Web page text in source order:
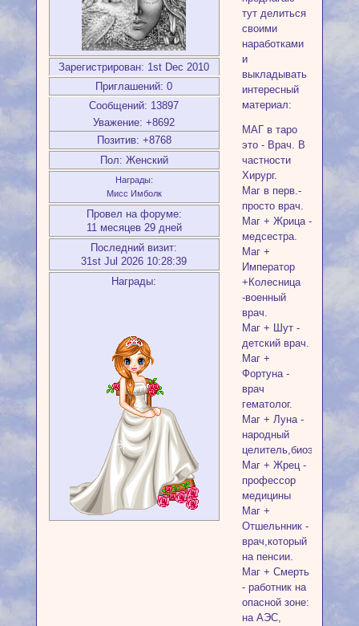
Зарегистрирован: 1st Dec 2010
Приглашений: 0
Сообщений: 13897
Уважение: +8692
Позитив: +8768
Пол: Женский
Награды:
Мисс Имболк
Провел на форуме:
11 месяцев 29 дней
Последний визит:
31st Jul 2026 10:28:39
Награды:
тут делиться
своими
наработками
и
выкладывать
интересный
материал:
МАГ в таро
это - Врач. В
частности
Хирург.
Маг в перв.-
просто врач.
Маг + Жрица -
медсестра.
Маг +
Император
+Колесница
-военный
врач.
Маг + Шут -
детский врач.
Маг +
Фортуна -
врач
гематолог.
Маг + Луна -
народный
целитель,биоэнергетик.
Маг + Жрец -
профессор
медицины
Маг +
Отшельнник -
врач,который
на пенсии.
Маг + Смерть
- работник на
опасной зоне:
на АЭС,